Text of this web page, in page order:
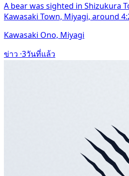
A bear was sighted in Shizukura
Kawasaki Town, Miyagi, around
Kawasaki Ono, Miyagi
ข่าว ·3วันที่แล้ว